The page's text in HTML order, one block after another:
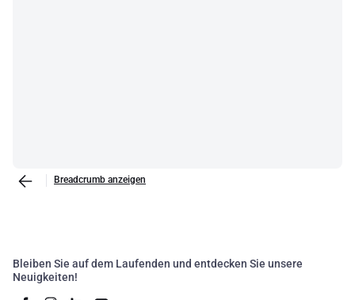
Breadcrumb anzeigen
Bleiben Sie auf dem Laufenden und entdecken Sie unsere
Neuigkeiten!